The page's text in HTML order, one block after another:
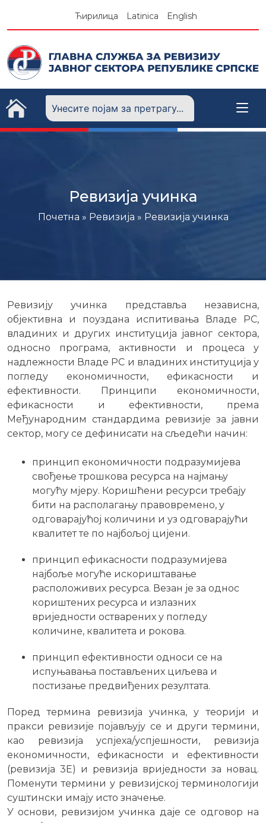
Ћирилица Latinica English
Ревизија учинка
Почетна » Ревизија » Ревизија учинка
Ревизију учинка представља независна,
објективна и поуздана испитивања Владе РС,
владиних и других институција јавног сектора,
односно програма, активности и процеса у
надлежности Владе РС и владиних институција у
погледу економичности, ефикасности и
ефективности. Принципи економичности,
ефикасности и ефективности, према
Међународним стандардима ревизије за јавни
сектор, могу се дефинисати на сљедећи начин:
принцип економичности подразумијева
свођење трошкова ресурса на најмању
могућу мјеру. Коришћени ресурси требају
бити на располагању правовремено, у
одговарајућој количини и уз одговарајући
квалитет те по најбољој цијени.
принцип ефикасности подразумијева
најбоље могуће искориштавање
расположивих ресурса. Везан је за однос
кориштених ресурса и излазних
вриједности остварених у погледу
количине, квалитета и рокова.
принцип ефективности односи се на
испуњавања постављених циљева и
постизање предвиђених резултата.
Поред термина ревизија учинка, у теорији и
пракси ревизије појављују се и други термини,
као ревизија успјеха/успјешности, ревизија
економичности, ефикасности и ефективности
(ревизија 3Е) и ревизија вриједности за новац.
Поменути термини у ревизијској терминологији
суштински имају исто значење.
У основи, ревизијом учинка даје се одговор на